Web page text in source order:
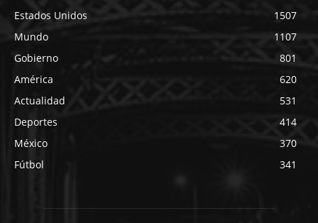
Estados Unidos
1507
Mundo
1107
Gobierno
801
América
620
Actualidad
531
Deportes
414
México
370
Fútbol
341